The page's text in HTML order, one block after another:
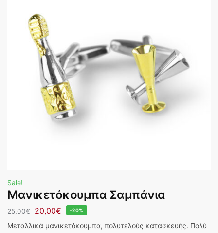
Sale!
Μανικετόκουμπα Σαμπάνια
25,00€ 20,00€ -20%
Μεταλλικά μανικετόκουμπα, πολυτελούς κατασκευής. Πολύ